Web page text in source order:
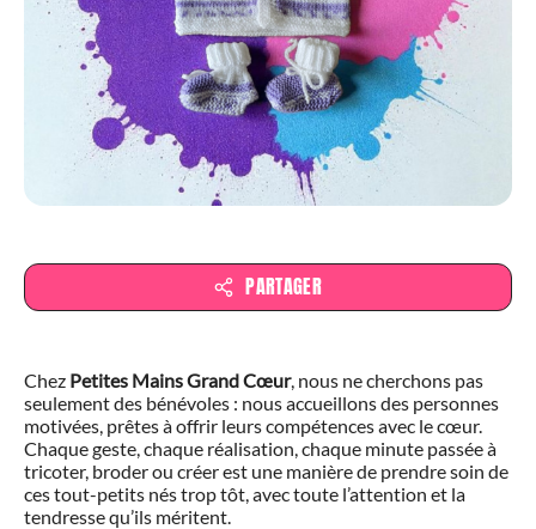
PARTAGER
Chez Petites Mains Grand Cœur, nous ne cherchons pas
seulement des bénévoles : nous accueillons des personnes
motivées, prêtes à offrir leurs compétences avec le cœur.
Chaque geste, chaque réalisation, chaque minute passée à
tricoter, broder ou créer est une manière de prendre soin de
ces tout-petits nés trop tôt, avec toute l’attention et la
tendresse qu’ils méritent.